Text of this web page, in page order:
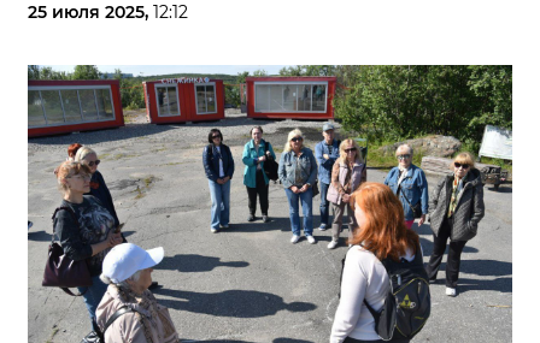
25 июля 2025, 12:12